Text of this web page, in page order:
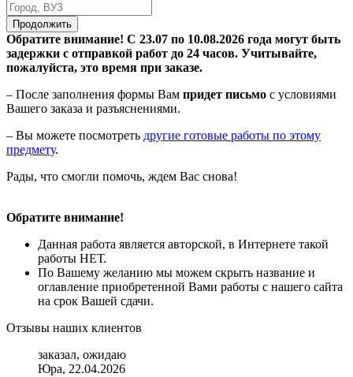
Продолжить
Обратите внимание! С 23.07 по 10.08.2026 года могут быть
задержки с отправкой работ до 24 часов. Учитывайте,
пожалуйста, это время при заказе.
– После заполнения формы Вам придет письмо с условиями
Вашего заказа и разъяснениями.
– Вы можете посмотреть другие готовые работы по этому
предмету.
Рады, что смогли помочь, ждем Вас снова!
Обратите внимание!
Данная работа является авторской, в Интернете такой
работы НЕТ.
По Вашему желанию мы можем скрыть название и
оглавление приобретенной Вами работы с нашего сайта
на срок Вашей сдачи.
Отзывы наших клиентов
заказал, ожидаю
Юра, 22.04.2026